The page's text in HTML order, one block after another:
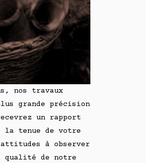
nos travaux
grande précision
un rapport
la tenue de votre
à observer
qualité de notre